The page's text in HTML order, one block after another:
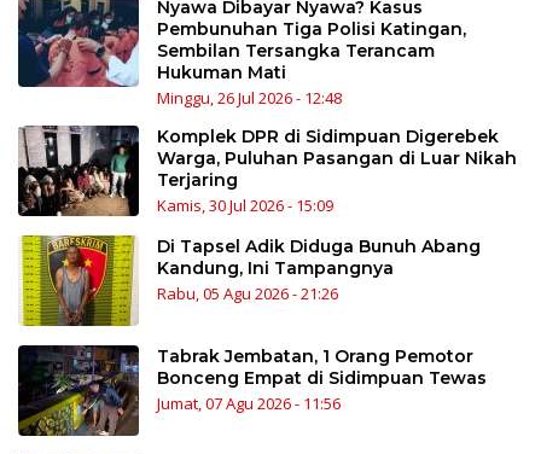
Nyawa Dibayar Nyawa? Kasus
Pembunuhan Tiga Polisi Katingan,
Sembilan Tersangka Terancam
Hukuman Mati
Minggu, 26 Jul 2026 - 12:48
Komplek DPR di Sidimpuan Digerebek
Warga, Puluhan Pasangan di Luar Nikah
Terjaring
Kamis, 30 Jul 2026 - 15:09
Di Tapsel Adik Diduga Bunuh Abang
Kandung, Ini Tampangnya
Rabu, 05 Agu 2026 - 21:26
Tabrak Jembatan, 1 Orang Pemotor
Bonceng Empat di Sidimpuan Tewas
Jumat, 07 Agu 2026 - 11:56